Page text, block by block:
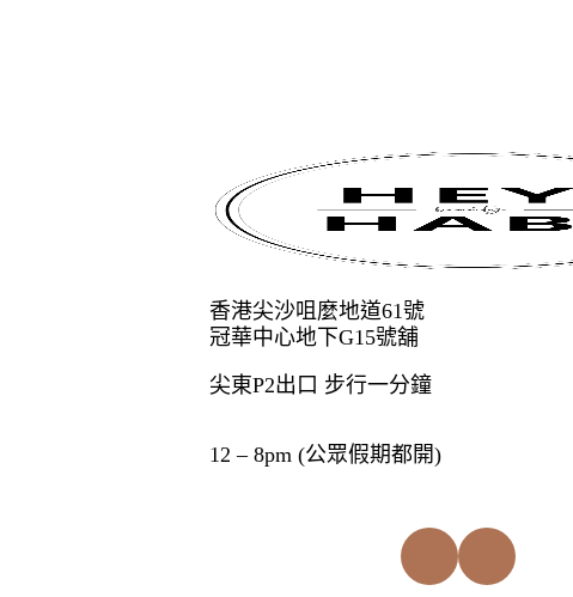
香港尖沙咀麼地道61號
冠華中心地下G15號舖
尖東P2出口 步行一分鐘
12 – 8pm (公眾假期都開)